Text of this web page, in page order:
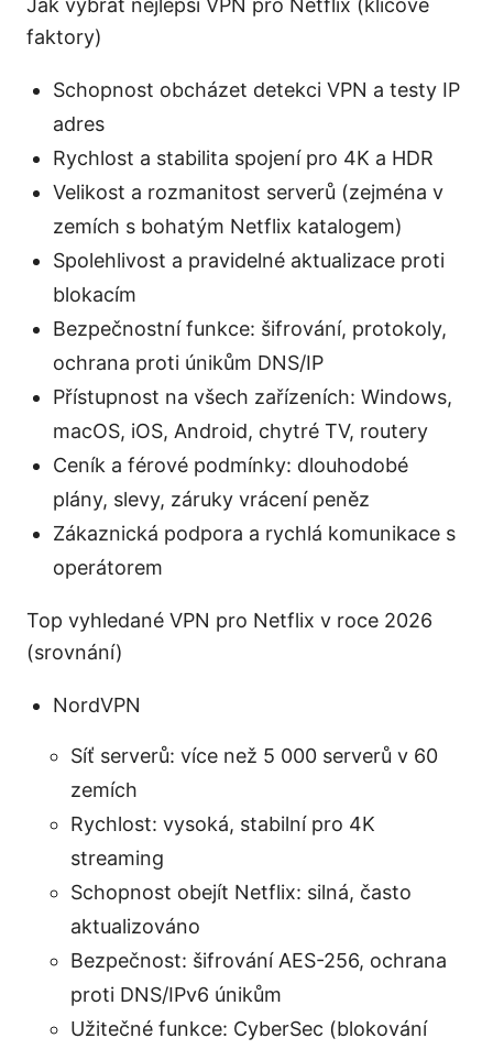
Jak vybrat nejlepsi VPN pro Netflix (klíčové
faktory)
Schopnost obcházet detekci VPN a testy IP
adres
Rychlost a stabilita spojení pro 4K a HDR
Velikost a rozmanitost serverů (zejména v
zemích s bohatým Netflix katalogem)
Spolehlivost a pravidelné aktualizace proti
blokacím
Bezpečnostní funkce: šifrování, protokoly,
ochrana proti únikům DNS/IP
Přístupnost na všech zařízeních: Windows,
macOS, iOS, Android, chytré TV, routery
Ceník a férové podmínky: dlouhodobé
plány, slevy, záruky vrácení peněz
Zákaznická podpora a rychlá komunikace s
operátorem
Top vyhledané VPN pro Netflix v roce 2026
(srovnání)
NordVPN
Síť serverů: více než 5 000 serverů v 60
zemích
Rychlost: vysoká, stabilní pro 4K
streaming
Schopnost obejít Netflix: silná, často
aktualizováno
Bezpečnost: šifrování AES-256, ochrana
proti DNS/IPv6 únikům
Užitečné funkce: CyberSec (blokování